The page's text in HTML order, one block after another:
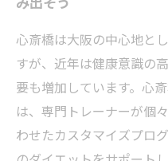
ダイエット成功スト
斎橋で夢を叶えた実例
初心者必見！心斎
ーニングのメリット
健康的に理想体型
で変わるあなたの未
心斎橋は大阪の中心地と
すが、近年は健康意識の
要も増加しています。心
は、専門トレーナーが個
わせたカスタマイズプロ